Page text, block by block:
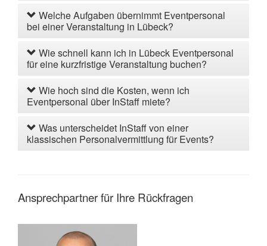
Welche Aufgaben übernimmt Eventpersonal
bei einer Veranstaltung in Lübeck?
Wie schnell kann ich in Lübeck Eventpersonal
für eine kurzfristige Veranstaltung buchen?
Wie hoch sind die Kosten, wenn ich
Eventpersonal über InStaff miete?
Was unterscheidet InStaff von einer
klassischen Personalvermittlung für Events?
Ansprechpartner für Ihre Rückfragen